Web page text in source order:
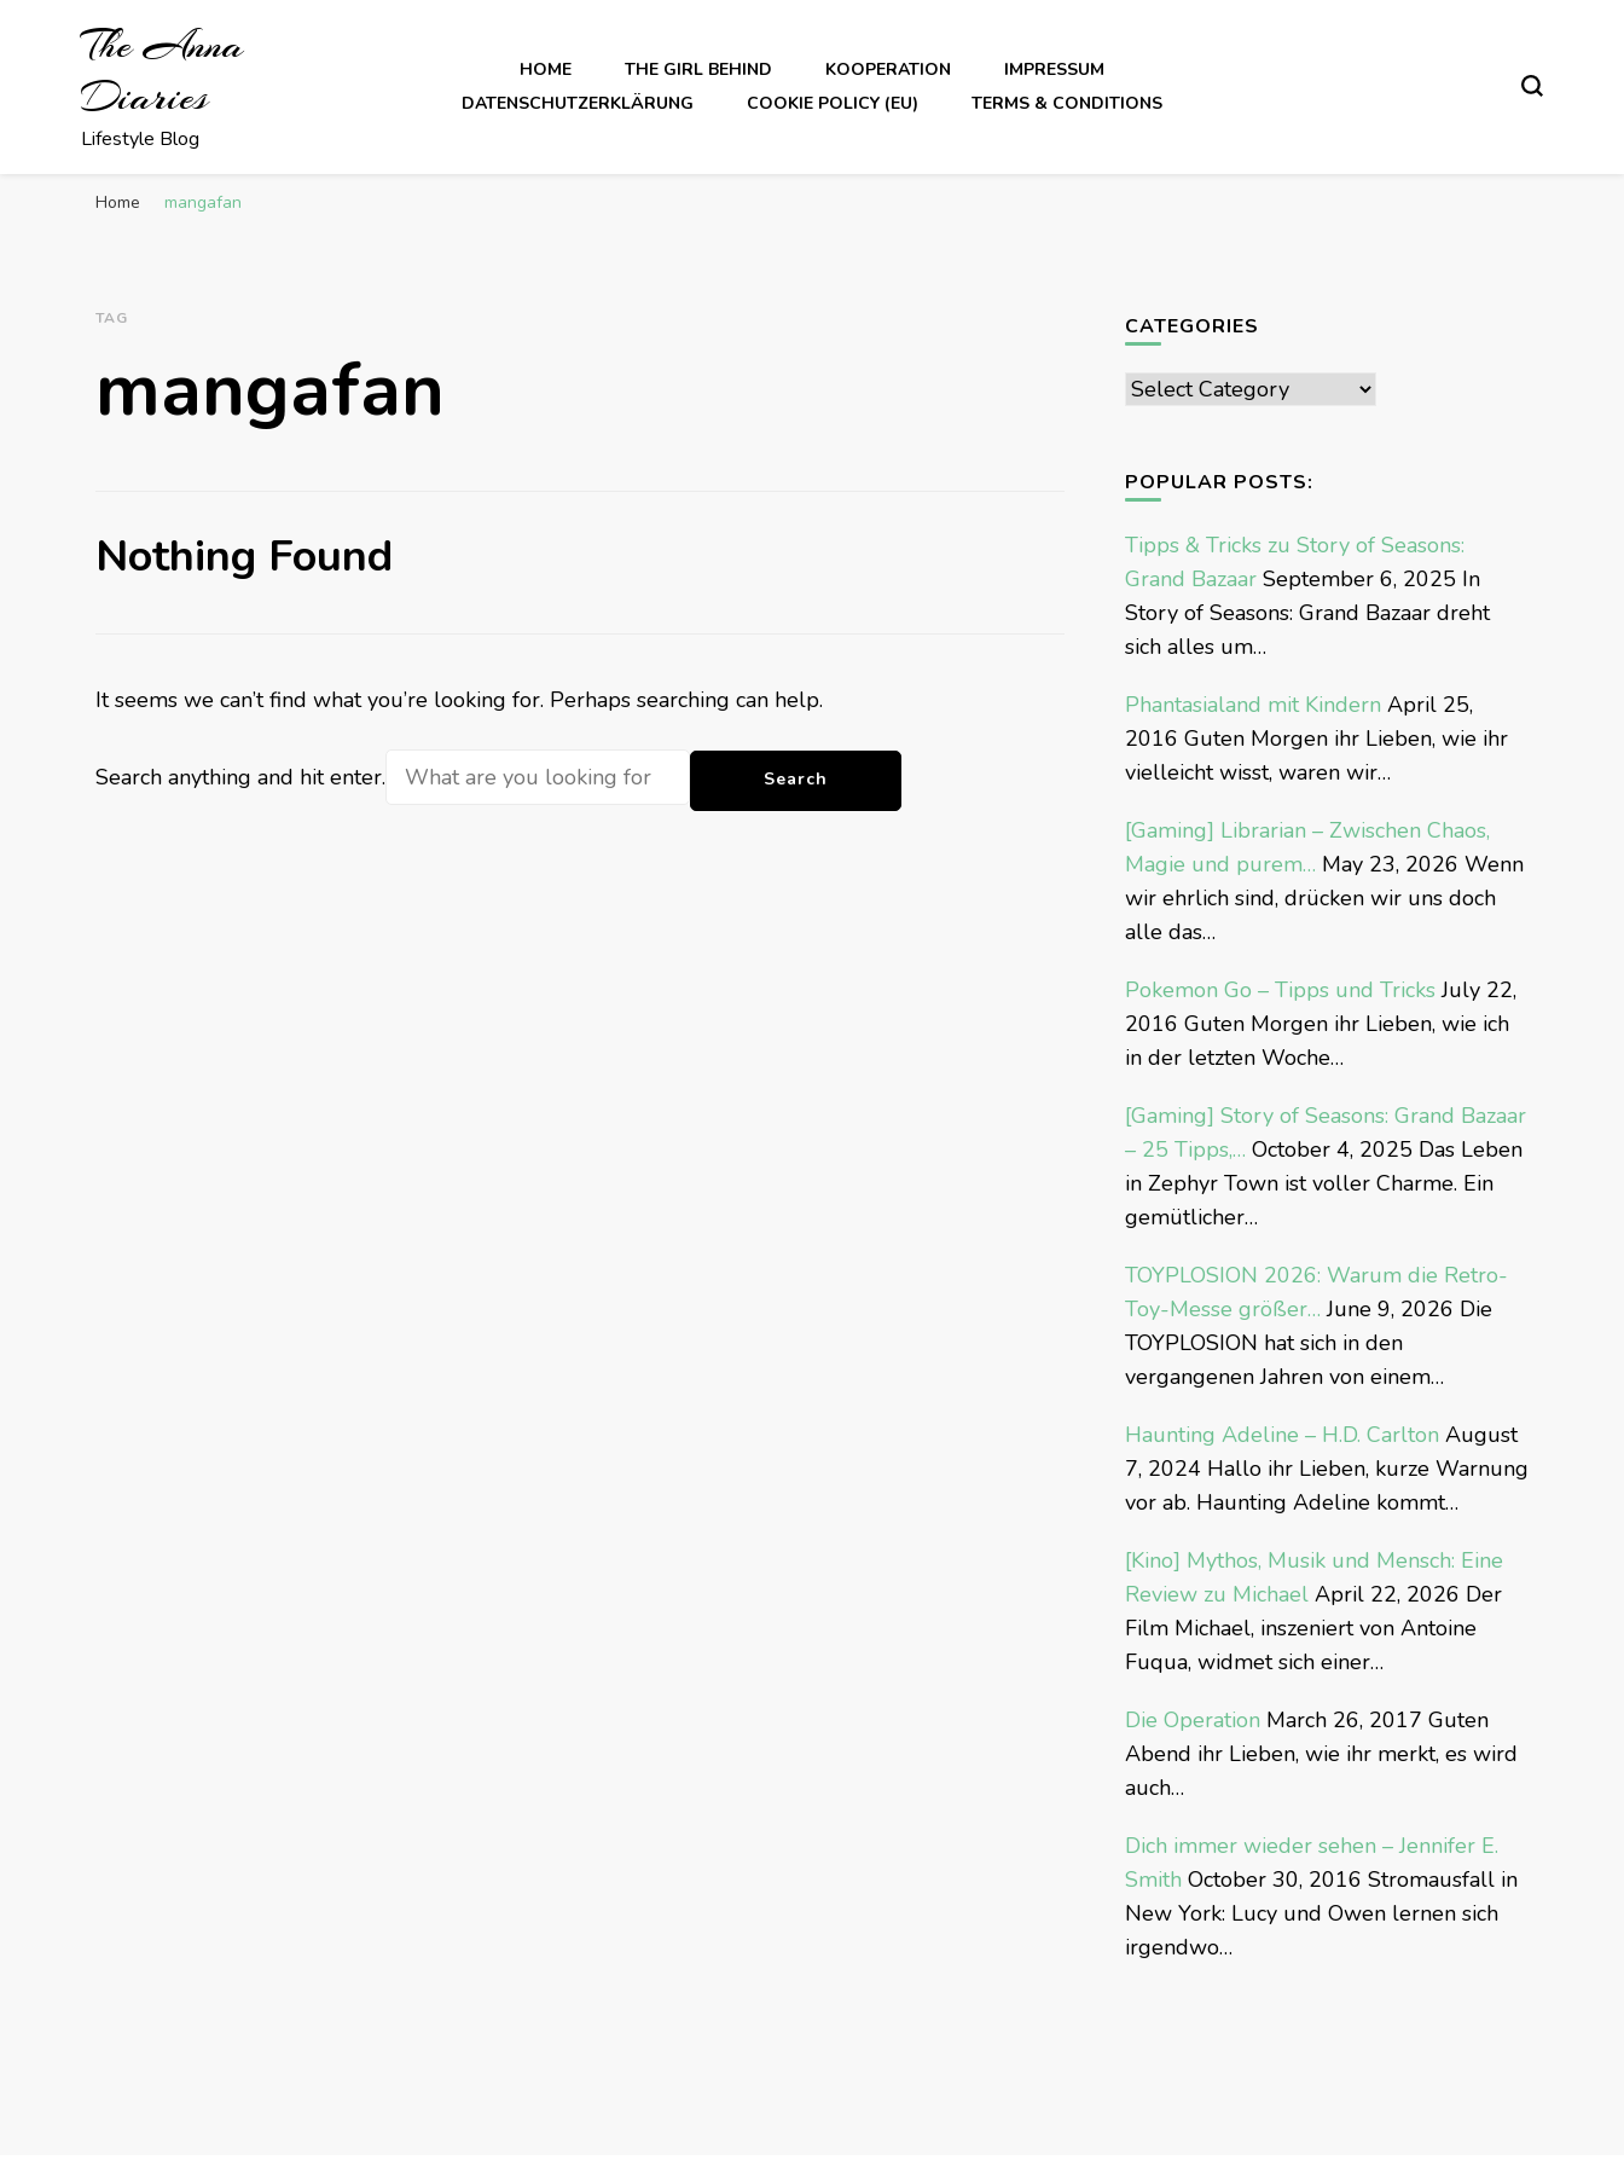
The Anna
Diaries
Lifestyle Blog
HOME THE GIRL BEHIND KOOPERATION
IMPRESSUM
DATENSCHUTZERKLÄRUNG
COOKIE POLICY (EU) TERMS & CONDITIONS
Home mangafan
TAG
mangafan
Nothing Found
It seems we can’t find what you’re looking for. Perhaps searching can help.
Looking
Search anything and hit enter.
CATEGORIES
Categories
POPULAR POSTS:
Tipps & Tricks zu Story of Seasons:
Grand BazaarSeptember 6, 2025 In
Story of Seasons: Grand Bazaar dreht
sich alles um…
Phantasialand mit Kindern April 25,
2016 Guten Morgen ihr Lieben, wie ihr
vielleicht wisst, waren wir…
[Gaming] Librarian – Zwischen Chaos,
Magie und purem… May 23, 2026 Wenn
wir ehrlich sind, drücken wir uns doch
alle das…
Pokemon Go – Tipps und Tricks July 22,
2016 Guten Morgen ihr Lieben, wie ich
in der letzten Woche…
[Gaming] Story of Seasons: Grand Bazaar
– 25 Tipps,… October 4, 2025 Das Leben
in Zephyr Town ist voller Charme. Ein
gemütlicher…
TOYPLOSION 2026: Warum die Retro-
Toy-Messe größer… June 9, 2026 Die
TOYPLOSION hat sich in den
vergangenen Jahren von einem…
Haunting Adeline – H.D. Carlton August
7, 2024 Hallo ihr Lieben, kurze Warnung
vor ab. Haunting Adeline kommt…
[Kino] Mythos, Musik und Mensch: Eine
Review zu MichaelApril 22, 2026 Der
Film Michael, inszeniert von Antoine
Fuqua, widmet sich einer…
Die Operation March 26, 2017 Guten
Abend ihr Lieben, wie ihr merkt, es wird
auch…
Dich immer wieder sehen – Jennifer E.
Smith October 30, 2016 Stromausfall in
New York: Lucy und Owen lernen sich
irgendwo…